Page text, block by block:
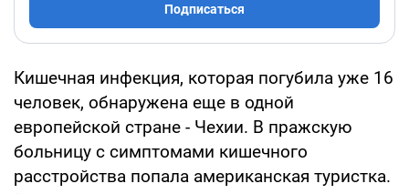
Подписаться
Кишечная инфекция, которая погубила уже 16
человек, обнаружена еще в одной
европейской стране - Чехии. В пражскую
больницу с симптомами кишечного
расстройства попала американская туристка.